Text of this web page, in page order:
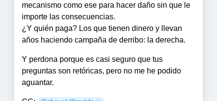
mecanismo como ese para hacer daño sin que le
importe las consecuencias.
¿Y quién paga? Los que tienen dinero y llevan
años haciendo campaña de derribo: la derecha.
Y perdona porque es casi seguro que tus
preguntas son retóricas, pero no me he podido
aguantar.